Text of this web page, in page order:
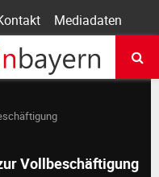
Mediadaten
Vollbeschäftigung